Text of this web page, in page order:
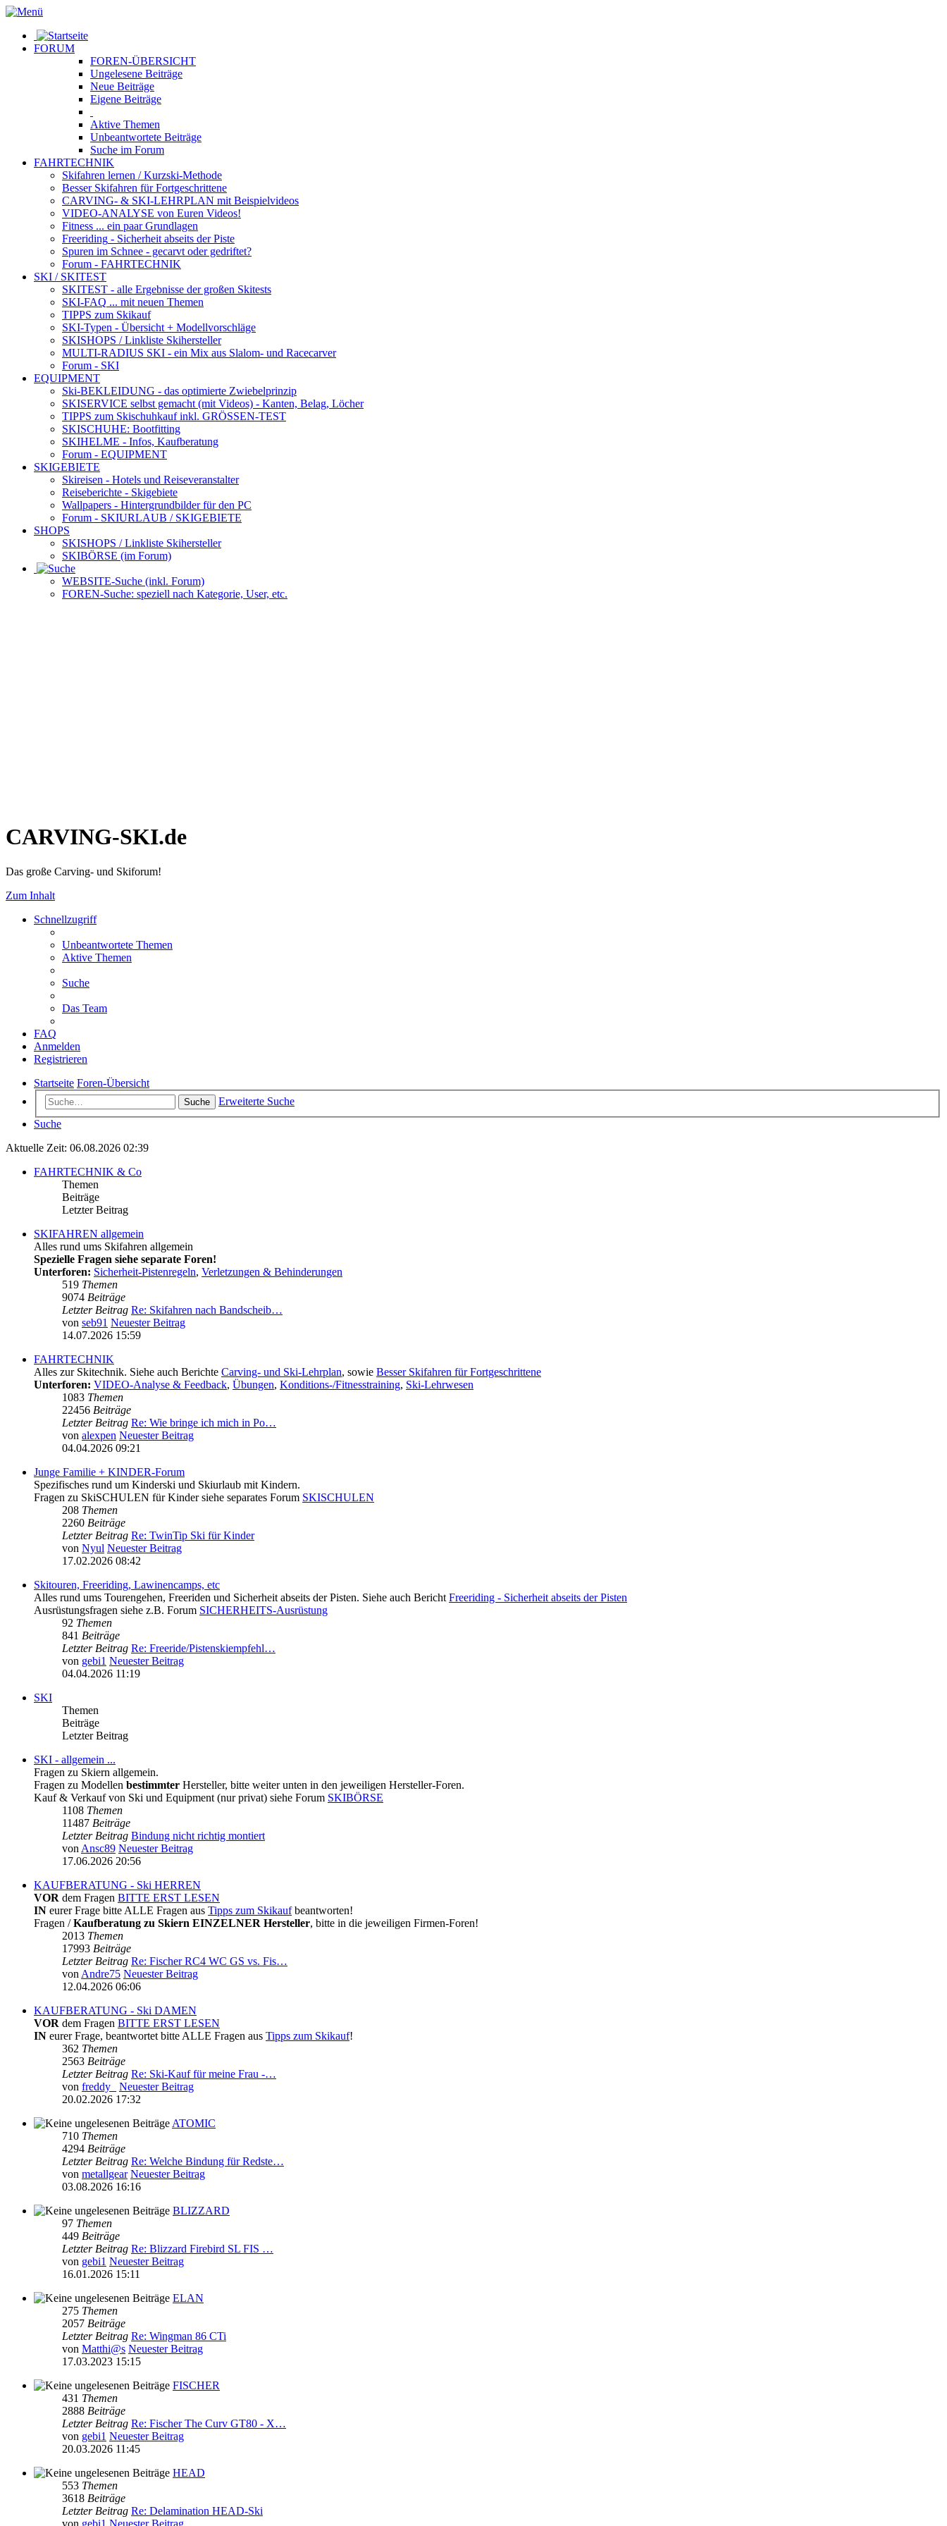
FORUM
FOREN-ÜBERSICHT
Ungelesene Beiträge
Neue Beiträge
Eigene Beiträge
Aktive Themen
Unbeantwortete Beiträge
Suche im Forum
FAHRTECHNIK
Skifahren lernen / Kurzski-Methode
Besser Skifahren für Fortgeschrittene
CARVING- & SKI-LEHRPLAN mit Beispielvideos
VIDEO-ANALYSE von Euren Videos!
Fitness ... ein paar Grundlagen
Freeriding - Sicherheit abseits der Piste
Spuren im Schnee - gecarvt oder gedriftet?
Forum - FAHRTECHNIK
SKI / SKITEST
SKITEST - alle Ergebnisse der großen Skitests
SKI-FAQ ... mit neuen Themen
TIPPS zum Skikauf
SKI-Typen - Übersicht + Modellvorschläge
SKISHOPS / Linkliste Skihersteller
MULTI-RADIUS SKI - ein Mix aus Slalom- und Racecarver
Forum - SKI
EQUIPMENT
Ski-BEKLEIDUNG - das optimierte Zwiebelprinzip
SKISERVICE selbst gemacht (mit Videos) - Kanten, Belag, Löcher
TIPPS zum Skischuhkaufinkl. GRÖSSEN-TEST
SKISCHUHE: Bootfitting
SKIHELME - Infos, Kaufberatung
Forum - EQUIPMENT
SKIGEBIETE
Skireisen - Hotels und Reiseveranstalter
Reiseberichte - Skigebiete
Wallpapers - Hintergrundbilder für den PC
Forum - SKIURLAUB / SKIGEBIETE
SHOPS
SKISHOPS / Linkliste Skihersteller
SKIBÖRSE (im Forum)
WEBSITE-Suche (inkl. Forum)
FOREN-Suche: speziell nach Kategorie, User, etc.
CARVING-SKI.de
Das große Carving- und Skiforum!
Zum Inhalt
Schnellzugriff
Unbeantwortete Themen
Aktive Themen
Suche
Das Team
FAQ
Anmelden
Registrieren
Startseite Foren-Übersicht
Suche
Erweiterte Suche
Suche
Aktuelle Zeit: 06.08.2026 02:39
FAHRTECHNIK & Co
Themen
Beiträge
Letzter Beitrag
SKIFAHREN allgemein
Alles rund ums Skifahren allgemein
Spezielle Fragen siehe separate Foren!
Unterforen: Sicherheit-Pistenregeln, Verletzungen & Behinderungen
519 Themen
9074 Beiträge
Letzter Beitrag Re: Skifahren nach Bandscheib…
von seb91 Neuester Beitrag
14.07.2026 15:59
FAHRTECHNIK
Alles zur Skitechnik. Siehe auch Berichte Carving- und Ski-Lehrplan, sowie Besser Skifahren für Fortgeschrittene
Unterforen: VIDEO-Analyse & Feedback, Übungen, Konditions-/Fitnesstraining, Ski-Lehrwesen
1083 Themen
22456 Beiträge
Letzter Beitrag Re: Wie bringe ich mich in Po…
von alexpen Neuester Beitrag
04.04.2026 09:21
Junge Familie + KINDER-Forum
Spezifisches rund um Kinderski und Skiurlaub mit Kindern.
Fragen zu SkiSCHULEN für Kinder siehe separates Forum SKISCHULEN
208 Themen
2260 Beiträge
Letzter Beitrag Re: TwinTip Ski für Kinder
von Nyul Neuester Beitrag
17.02.2026 08:42
Skitouren, Freeriding, Lawinencamps, etc
Alles rund ums Tourengehen, Freeriden und Sicherheit abseits der Pisten. Siehe auch BerichtFreeriding - Sicherheit abseits der Pisten
Ausrüstungsfragen siehe z.B. Forum SICHERHEITS-Ausrüstung
92 Themen
841 Beiträge
Letzter Beitrag Re: Freeride/Pistenskiempfehl…
von gebi1 Neuester Beitrag
04.04.2026 11:19
SKI
Themen
Beiträge
Letzter Beitrag
SKI - allgemein ...
Fragen zu Skiern allgemein.
Fragen zu Modellen bestimmter Hersteller, bitte weiter unten in den jeweiligen Hersteller-Foren.
Kauf & Verkauf von Ski und Equipment (nur privat) siehe Forum SKIBÖRSE
1108 Themen
11487 Beiträge
Letzter Beitrag Bindung nicht richtig montiert
vonAnsc89 Neuester Beitrag
17.06.2026 20:56
KAUFBERATUNG - Ski HERREN
VOR dem Fragen BITTE ERST LESEN
IN eurer Frage bitte ALLE Fragen aus Tipps zum Skikaufbeantworten!
Fragen /Kaufberatung zu Skiern EINZELNER Hersteller, bitte in die jeweiligen Firmen-Foren!
2013 Themen
17993 Beiträge
Letzter Beitrag Re: Fischer RC4 WC GS vs. Fis…
vonAndre75 Neuester Beitrag
12.04.2026 06:06
KAUFBERATUNG - Ski DAMEN
VOR dem Fragen BITTE ERST LESEN
IN eurer Frage, beantwortet bitte ALLE Fragen aus Tipps zum Skikauf!
362 Themen
2563 Beiträge
Letzter Beitrag Re: Ski-Kauf für meine Frau -…
von freddy_
Neuester Beitrag
20.02.2026 17:32
ATOMIC
710 Themen
4294 Beiträge
Letzter Beitrag Re: Welche Bindung für Redste…
von metallgear Neuester Beitrag
03.08.2026 16:16
BLIZZARD
97 Themen
449 Beiträge
Letzter Beitrag Re: Blizzard Firebird SL FIS …
von gebi1 Neuester Beitrag
16.01.2026 15:11
ELAN
275 Themen
2057 Beiträge
Letzter Beitrag Re: Wingman 86 CTi
von Matthi@s Neuester Beitrag
17.03.2023 15:15
FISCHER
431 Themen
2888 Beiträge
Letzter Beitrag Re: Fischer The Curv GT80 - X…
von gebi1 Neuester Beitrag
20.03.2026 11:45
HEAD
553 Themen
3618 Beiträge
Letzter Beitrag Re: Delamination HEAD-Ski